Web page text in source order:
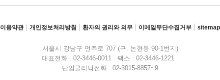
이용약관 개인정보처리방침 환자의 권리와 의무 이메일무단수집거부 sitemap
서울시 강남구 언주로 707 (구. 논현동 90-1번지)
대표전화 : 02-3446-0011 팩스 : 02-3446-1221
난임클리닉전화 : 02-3015-8857~9